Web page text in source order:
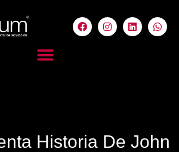
Historia De John